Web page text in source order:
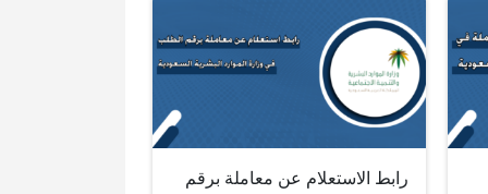
رابط الاستعلام عن معاملة برقم